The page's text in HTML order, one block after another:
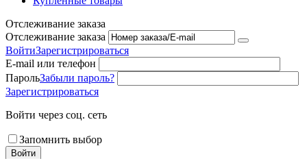
Отслеживание заказа
Отслеживание заказа
ВойтиЗарегистрироваться
E-mail или телефон
ПарольЗабыли пароль?
Зарегистрироваться
Войти через соц. сеть
Запомнить выбор
Войти